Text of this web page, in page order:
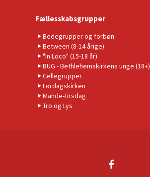
Fællesskabsgrupper
Bedegrupper og forbøn
Between (8-14 årige)
"In Loco" (15-18 år)
BUG - Bethlehemskirkens unge (18+)
Cellegrupper
Lørdagskirken
Mande-tirsdag
Tro og Lys